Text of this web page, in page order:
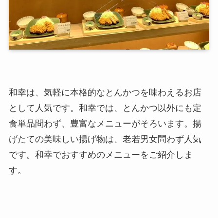
和幸は、気軽に本格的なとんかつを味わえるお店
として人気です。和幸では、とんかつ以外にも定
食単品問わず、豊富なメニューがそろいます。揚
げたての美味しい揚げ物は、老若男女問わず人気
です。和幸でおすすめのメニューをご紹介しま
す。